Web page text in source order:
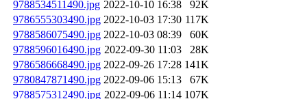
9788534511490.jpg 2022-10-10 16:38
92K
9786555303490.jpg 2022-10-03 17:30 117K
9788586075490.jpg 2022-10-03 08:39
60K
9788596016490.jpg 2022-09-30 11:03
28K
9786586668490.jpg 2022-09-26 17:28 141K
9780847871490.jpg 2022-09-06 15:13
67K
9788575312490.jpg 2022-09-06 11:14 107K